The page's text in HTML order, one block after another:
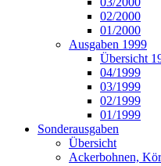
02/2000
01/2000
Ausgaben 1999
Übersicht
04/1999
03/1999
02/1999
01/1999
Sonderausgaben
Übersicht
Ackerbohnen,